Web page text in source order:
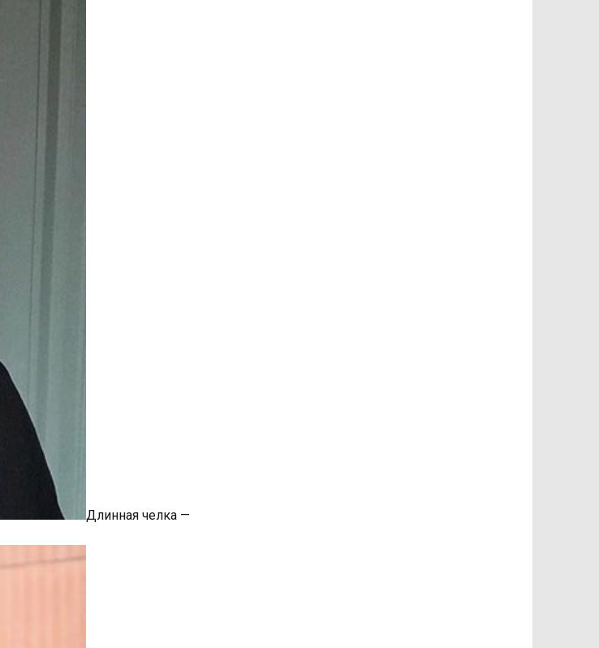
Длинная челка —